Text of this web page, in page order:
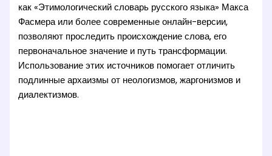
как «Этимологический словарь русского языка» Макса
Фасмера или более современные онлайн-версии,
позволяют проследить происхождение слова, его
первоначальное значение и путь трансформации.
Использование этих источников помогает отличить
подлинные архаизмы от неологизмов, жаргонизмов и
диалектизмов.